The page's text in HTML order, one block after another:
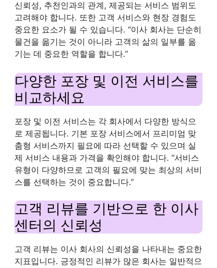
신뢰성, 추천인과의 관계, 제공되는 서비스 범위도
고려해야 합니다. 또한 고객 서비스와 현장 경험도
중요한 요소가 될 수 있습니다. “이사 회사는 단순히
물건을 옮기는 것이 아니라 고객의 삶의 일부를 옮
기는 데 중요한 역할을 합니다.”
다양한 포장 및 이전 서비스를
비교하세요
포장 및 이전 서비스는 각 회사에서 다양한 방식으
로 제공됩니다. 기본 포장 서비스에서 프리미엄 맞
춤형 서비스까지 필요에 따라 선택할 수 있으며 실
제 서비스 내용과 가격을 확인해야 합니다. “서비스
유형이 다양하므로 고객의 필요에 맞는 최상의 서비
스를 선택하는 것이 중요합니다.”
고객 리뷰를 기반으로 한 이사
센터의 신뢰성
고객 리뷰는 이사 회사의 신뢰성을 나타내는 중요한
지표입니다. 긍정적인 리뷰가 많은 회사는 일반적으